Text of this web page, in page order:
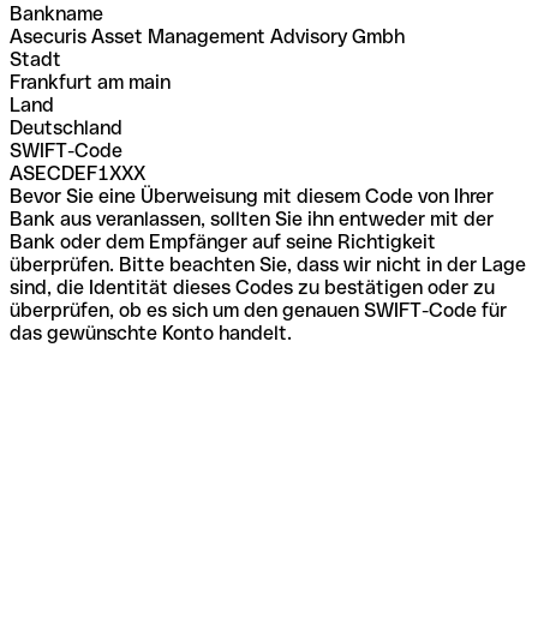
Bankname
Asecuris Asset Management Advisory Gmbh
Stadt
Frankfurt am main
Land
Deutschland
SWIFT-Code
ASECDEF1XXX
Bevor Sie eine Überweisung mit diesem Code von Ihrer
Bank aus veranlassen, sollten Sie ihn entweder mit der
Bank oder dem Empfänger auf seine Richtigkeit
überprüfen. Bitte beachten Sie, dass wir nicht in der Lage
sind, die Identität dieses Codes zu bestätigen oder zu
überprüfen, ob es sich um den genauen SWIFT-Code für
das gewünschte Konto handelt.